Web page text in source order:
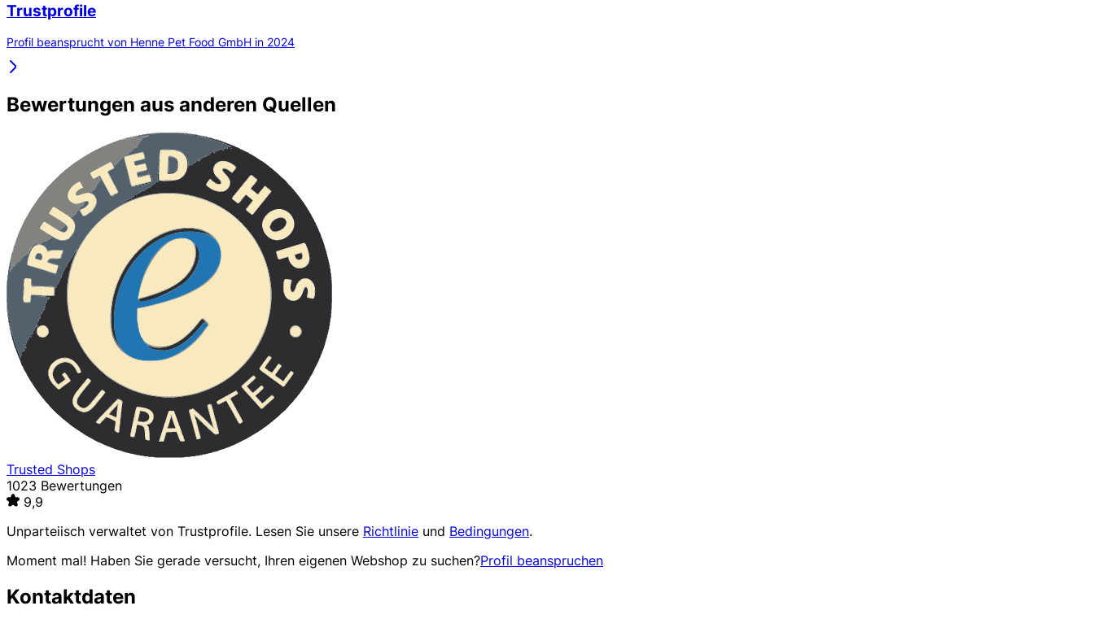
Trustprofile
Profil beansprucht von Henne Pet Food GmbH in 2024
Bewertungen aus anderen Quellen
Trusted Shops
1023 Bewertungen
9,9
Unparteiisch verwaltet von Trustprofile. Lesen Sie unsere Richtlinie und Bedingungen.
Moment mal! Haben Sie gerade versucht, Ihren eigenen Webshop zu suchen?Profil beanspruchen
Kontaktdaten